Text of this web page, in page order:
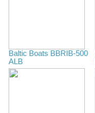
Baltic Boats BBRIB-500
ALB